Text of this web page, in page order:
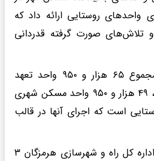
واحدهای روستایی ارائه داد که
تلاش‌های صورت گرفته قدردانی
بر اساس این گزارش از مجموع ۶۵ هزار و ۹۵۰ واحد تعهد
مسکن استانداری هرمزگان، ۴۹ هزار و ۹۵۰ واحد مسکن شهری
است که اجرای آنها در قالب
در این راستا استانداری و اداره کل راه و شهرسازی هرمزگان ۳